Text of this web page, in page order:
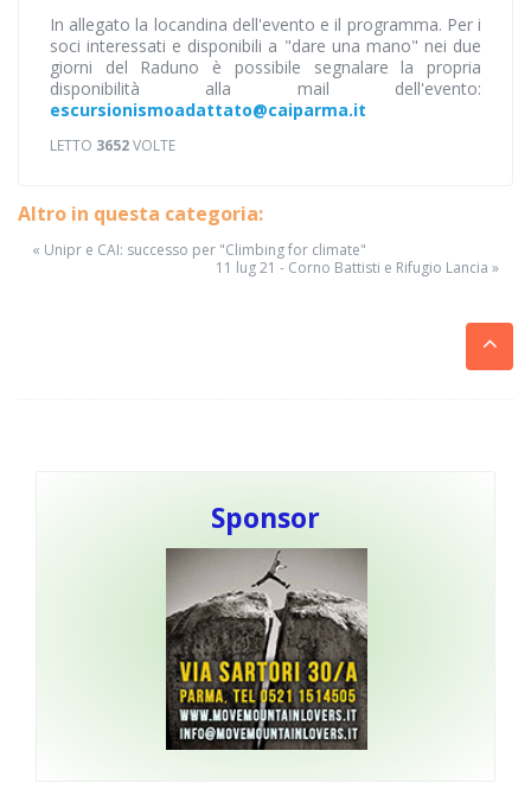
In allegato la locandina dell'evento e il programma. Per i
soci interessati e disponibili a "dare una mano" nei due
giorni del Raduno è possibile segnalare la propria
disponibilità alla mail dell'evento:
escursionismoadattato@caiparma.it
LETTO 3652VOLTE
Altro in questa categoria:
« Unipr e CAI: successo per "Climbing for climate"
11 lug 21 - Corno Battisti e Rifugio Lancia »
Sponsor